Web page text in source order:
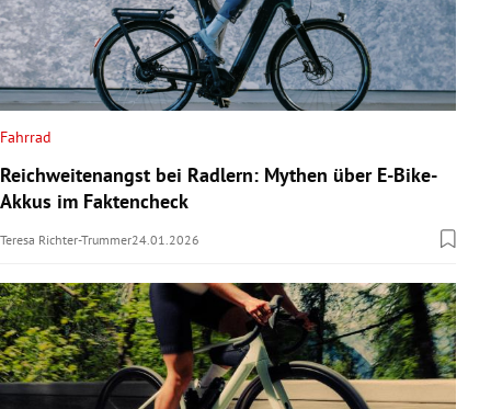
Fahrrad
Reichweitenangst bei Radlern: Mythen über E-Bike-
Akkus im Faktencheck
Teresa Richter-Trummer24.01.2026